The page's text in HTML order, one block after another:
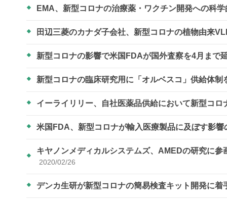
EMA、新型コロナの治療薬・ワクチン開発への科
田辺三菱のカナダ子会社、新型コロナの植物由来
新型コロナの影響で米国FDAが国外査察を4月まで
新型コロナの臨床研究用に「オルベスコ」供給体
イーライリリー、自社医薬品供給において新型コ
米国FDA、新型コロナが輸入医療製品に及ぼす影
キヤノンメディカルシステムズ、AMEDの研究に
2020/02/26
デンカ生研が新型コロナの簡易検査キット開発に着